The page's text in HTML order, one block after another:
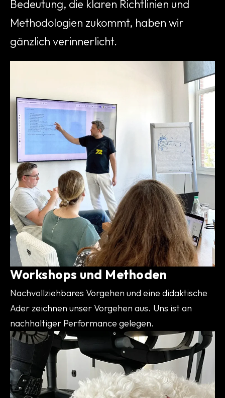
Bedeutung, die klaren Richtlinien und
Methodologien zukommt, haben wir
gänzlich verinnerlicht.
Workshops und Methoden
Nachvollziehbares Vorgehen und eine didaktische
Ader zeichnen unser Vorgehen aus. Uns ist an
nachhaltiger Performance gelegen.